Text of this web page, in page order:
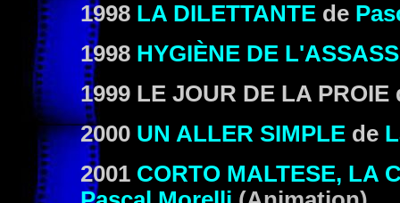
1998 LA DILETTANTE de
1998 HYGIÈNE DE
1999 LE JOUR DE LA PROIE
2000 UN ALLER SIMPLE de
2001 CORTO MALTESE, LA